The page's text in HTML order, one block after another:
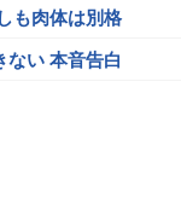
も肉体は別格
ない 本音告白